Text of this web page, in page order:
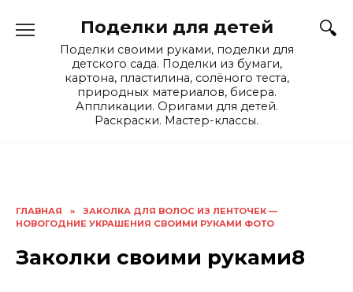
Поделки для детей
Поделки своими руками, поделки для
детского сада. Поделки из бумаги,
картона, пластилина, солёного теста,
природных материалов, бисера.
Аппликации. Оригами для детей.
Раскраски. Мастер-классы.
ГЛАВНАЯ »
ЗАКОЛКА ДЛЯ ВОЛОС ИЗ ЛЕНТОЧЕК —
НОВОГОДНИЕ УКРАШЕНИЯ СВОИМИ РУКАМИ ФОТО
Заколки своими руками8